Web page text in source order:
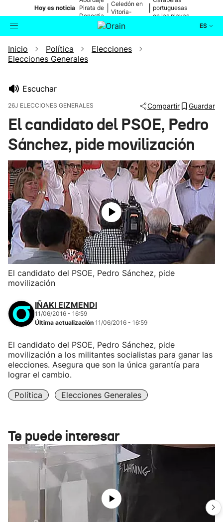
Hoy es noticia Pirata de
Donostia
Celedón en
Vitoria-
portuguesas
en las playas
ES
Buscador Actualidad
Ikusmiran
Eguraldia
Inicio Política
Elecciones
Elecciones Generales
Escuchar
26J ELECCIONES GENERALES Compartir Guardar
El candidato del PSOE, Pedro
Sánchez, pide movilización
El candidato del PSOE, Pedro Sánchez, pide
movilización
IÑAKI EIZMENDI
11/06/2016 - 16:59
Última actualización 11/06/2016 - 16:59
El candidato del PSOE, Pedro Sánchez, pide
movilización a los militantes socialistas para ganar las
elecciones. Asegura que son la única garantía para
lograr el cambio.
Política Elecciones Generales
Te puede interesar